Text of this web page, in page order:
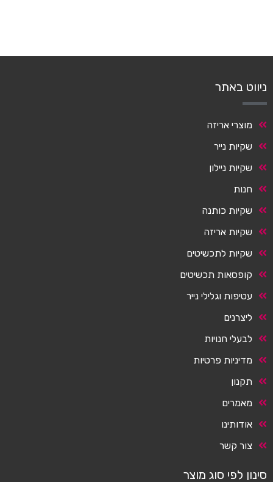
ניווט באתר
מוצרי אריזה
שקיות נייר
שקיות ניילון
חנות
שקיות כותנה
שקיות אריזה
שקיות לתכשיטים
קופסאות תכשיטים
עטיפות וגלילי נייר
ליצרנים
לבעלי חנויות
מדיניות פרטיות
תקנון
מאמרים
אודותינו
צור קשר
סינון לפי סוג מוצר